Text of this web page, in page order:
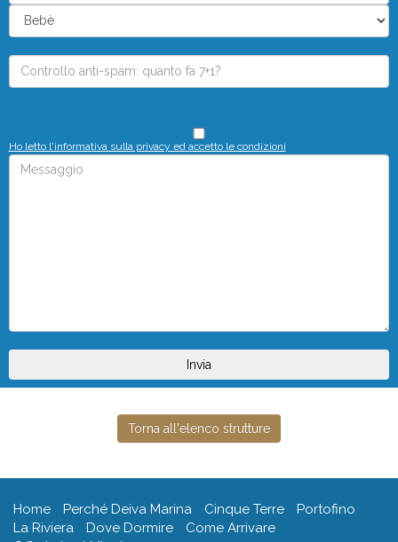
Ho letto l'informativa sulla privacy ed accetto le condizioni
Torna all'elenco strutture
Home(current)
Perché Deiva Marina Cinque Terre
Portofino
La Riviera
Dove Dormire
Come Arrivare